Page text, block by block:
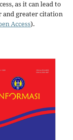
as it can lead to
and greater citation
Access).